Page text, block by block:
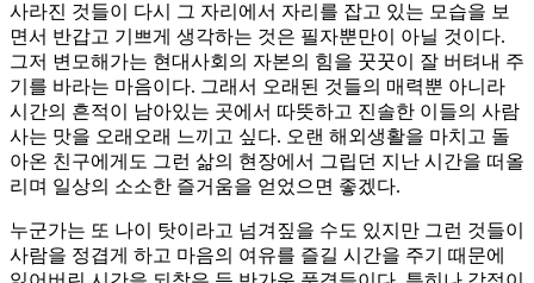
사라진 것들이 다시 그 자리에서 자리를 잡고 있는 모습을 보
면서 반갑고 기쁘게 생각하는 것은 필자뿐만이 아닐 것이다.
그저 변모해가는 현대사회의 자본의 힘을 꿋꿋이 잘 버텨내 주
기를 바라는 마음이다. 그래서 오래된 것들의 매력뿐 아니라
시간의 흔적이 남아있는 곳에서 따뜻하고 진솔한 이들의 사람
사는 맛을 오래오래 느끼고 싶다. 오랜 해외생활을 마치고 돌
아온 친구에게도 그런 삶의 현장에서 그립던 지난 시간을 떠올
리며 일상의 소소한 즐거움을 얻었으면 좋겠다.
누군가는 또 나이 탓이라고 넘겨짚을 수도 있지만 그런 것들이
사람을 정겹게 하고 마음의 여유를 즐길 시간을 주기 때문에